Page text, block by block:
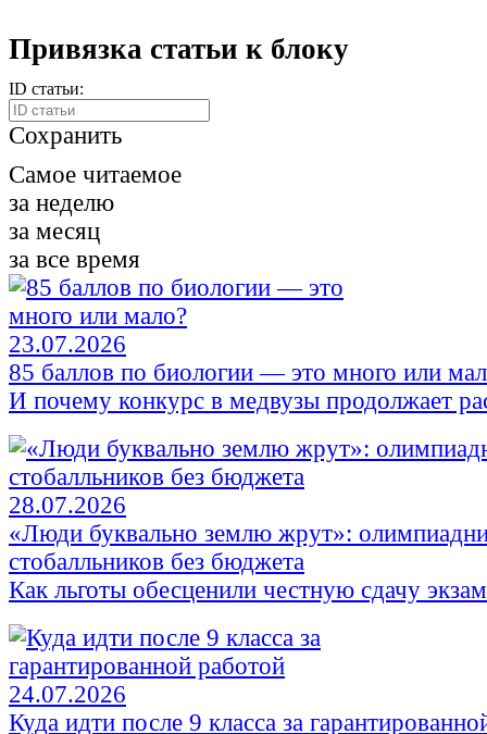
Привязка статьи к блоку
ID статьи:
Сохранить
Самое читаемое
за неделю
за месяц
за все время
23.07.2026
85 баллов по биологии — это много или
И почему конкурс в медвузы продолжает
28.07.2026
«Люди буквально землю жрут»:
стобалльников без бюджета
Как льготы обесценили честную сдачу
24.07.2026
Куда идти после 9 класса за